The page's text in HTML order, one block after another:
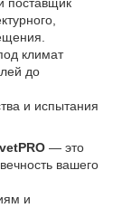
климат
до
и испытания
— это
вашего
и